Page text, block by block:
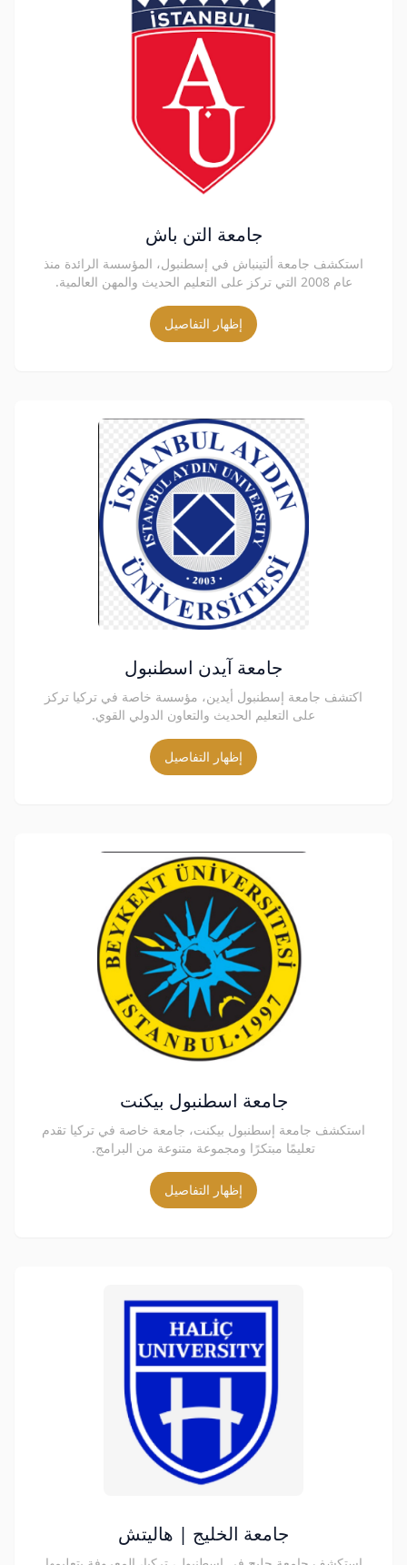
جامعة التن باش
استكشف جامعة ألتينباش في إسطنبول، المؤسسة الرائدة منذ
عام 2008 التي تركز على التعليم الحديث والمهن العالمية.
إظهار التفاصيل
جامعة آيدن اسطنبول
اكتشف جامعة إسطنبول أيدين، مؤسسة خاصة في تركيا تركز
على التعليم الحديث والتعاون الدولي القوي.
إظهار التفاصيل
جامعة اسطنبول بيكنت
استكشف جامعة إسطنبول بيكنت، جامعة خاصة في تركيا تقدم
تعليمًا مبتكرًا ومجموعة متنوعة من البرامج.
إظهار التفاصيل
جامعة الخليج | هاليتش